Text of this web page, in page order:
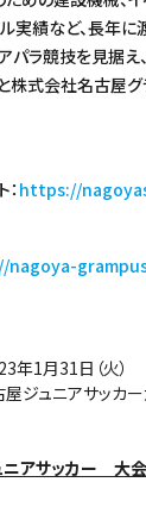
実績など、長年
ラ競技を見据
株式会社名古屋
https://
nagoya-
1月31日（火）
ジュニアサッカ
アサッカー 大